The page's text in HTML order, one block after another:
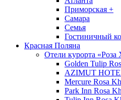
Приморская +
Самара
Семья
Гостиничный
Красная Поляна
Отели курорта «Роза
Golden Tulip
AZIMUT
Mercure Rosa
Park Inn Rosa